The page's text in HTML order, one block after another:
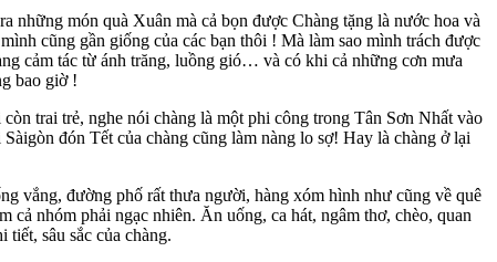
món quà Xuân mà cả bọn được Chàng tặng là nước hoa và
cũng gần giống của các bạn thôi ! Mà làm sao mình trách được
cảm tác từ ánh trăng, luồng gió… và có khi cả những cơn mưa
bao giờ !
trai trẻ, nghe nói chàng là một phi công trong Tân Sơn Nhất vào
đón Tết của chàng cũng làm nàng lo sợ! Hay là chàng ở lại
vắng, đường phố rất thưa người, hàng xóm hình như cũng về quê
nhóm phải ngạc nhiên. Ăn uống, ca hát, ngâm thơ, chèo, quan
sâu sắc của chàng.